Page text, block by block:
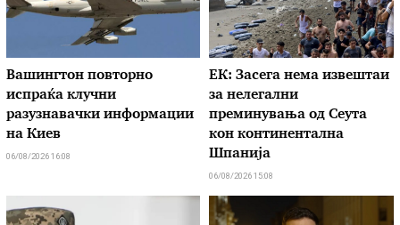
Вашингтон повторно
испраќа клучни
разузнавачки информации
на Киев
06/08/2026 16:08
ЕК: Засега нема извештаи
за нелегални
преминувања од Сеута
кон континентална
Шпанија
06/08/2026 15:08